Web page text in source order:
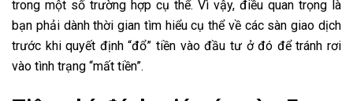
trong một số trường hợp cụ thể. Vì vậy, điều quan trọng là
bạn phải dành thời gian tìm hiểu cụ thể về các sàn giao dịch
trước khi quyết định “đổ” tiền vào đầu tư ở đó để tránh rơi
vào tình trạng “mất tiền”.